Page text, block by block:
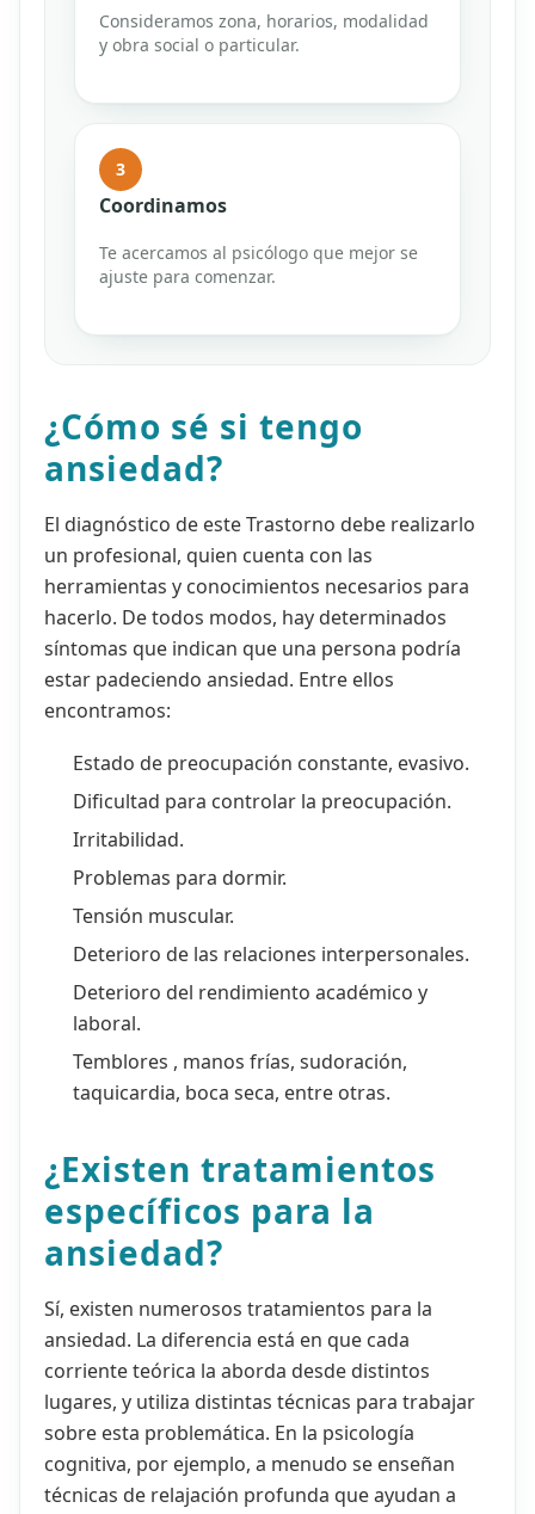
Consideramos zona, horarios, modalidad
y obra social o particular.
3
Coordinamos
Te acercamos al psicólogo que mejor se
ajuste para comenzar.
¿Cómo sé si tengo
ansiedad?
El diagnóstico de este Trastorno debe realizarlo
un profesional, quien cuenta con las
herramientas y conocimientos necesarios para
hacerlo. De todos modos, hay determinados
síntomas que indican que una persona podría
estar padeciendo ansiedad. Entre ellos
encontramos:
Estado de preocupación constante, evasivo.
Dificultad para controlar la preocupación.
Irritabilidad.
Problemas para dormir.
Tensión muscular.
Deterioro de las relaciones interpersonales.
Deterioro del rendimiento académico y
laboral.
Temblores , manos frías, sudoración,
taquicardia, boca seca, entre otras.
¿Existen tratamientos
específicos para la
ansiedad?
Sí, existen numerosos tratamientos para la
ansiedad. La diferencia está en que cada
corriente teórica la aborda desde distintos
lugares, y utiliza distintas técnicas para trabajar
sobre esta problemática. En la psicología
cognitiva, por ejemplo, a menudo se enseñan
técnicas de relajación profunda que ayudan a